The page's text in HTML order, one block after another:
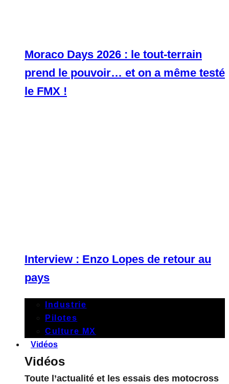
Moraco Days 2026 : le tout-terrain
prend le pouvoir… et on a même testé
le FMX !
Interview : Enzo Lopes de retour au
pays
Industrie
Pilotes
Culture MX
Vidéos
Vidéos
Toute l’actualité et les essais des motocross